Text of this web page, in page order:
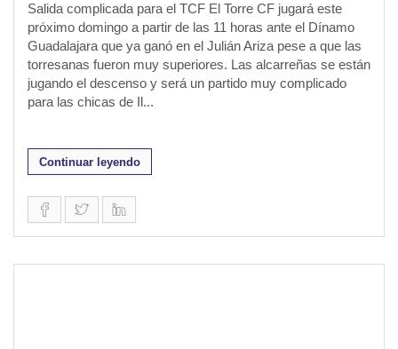
Salida complicada para el TCF El Torre CF jugará este
próximo domingo a partir de las 11 horas ante el Dínamo
Guadalajara que ya ganó en el Julián Ariza pese a que las
torresanas fueron muy superiores. Las alcarreñas se están
jugando el descenso y será un partido muy complicado
para las chicas de Il...
Continuar leyendo